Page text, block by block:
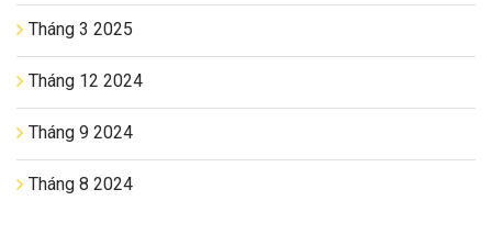
Tháng 3 2025
Tháng 12 2024
Tháng 9 2024
Tháng 8 2024